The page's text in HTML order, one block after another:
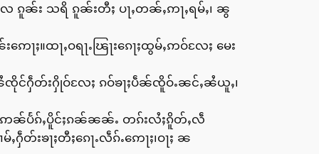
ၼ်း သရိ ၵူၼ်းတီႈ ပႃႇတၼ်ႇဢႃႇရမ်ႇ၊ ၼွ
ႃႈ။ထႃႇဝရႃႉၽြႃးၵေႃႈထွမ်ႇဢဝ်လႄႈ မေး
ၸိုင်ႁဵတ်းႁိုဝ်လႄႈ ၵဝ်ၶႃႈပဵၼ်ၸိူဝ်ႉၼင်ႇၼႆယူႇ၊
ဝ်းဢၼ်ပႅၵ်ႇပိူင်ႈၵၼ်ၼၼ်ႉ တၵ်းလႆႈၵိူတ်ႇလဵ
တ်းၶႃႈတီႈၵေႃႉလဵၵ်ႉဢေႃႈ၊ဝႃႈ ၼ